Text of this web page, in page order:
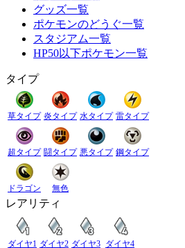
グッズ一覧
ポケモンのどうぐ一覧
スタジアム一覧
HP50以下ポケモン一覧
タイプ
草タイプ 炎タイプ 水タイプ 雷タイプ
超タイプ 闘タイプ 悪タイプ 鋼タイプ
ドラゴン 無色
レアリティ
ダイヤ1 ダイヤ2 ダイヤ3 ダイヤ4